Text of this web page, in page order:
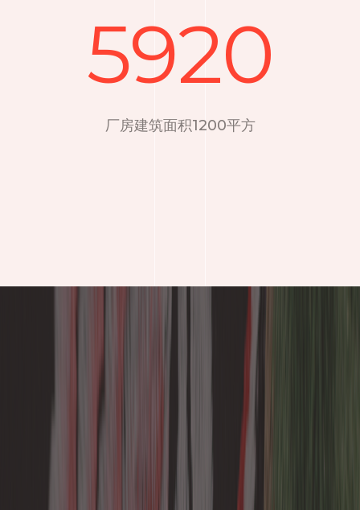
5920
厂房建筑面积1200平方